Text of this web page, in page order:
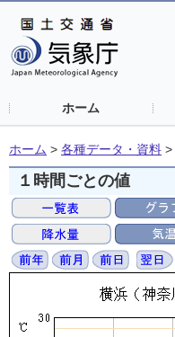
ホーム
ホーム > 各種データ・資料 >
１時間ごとの値